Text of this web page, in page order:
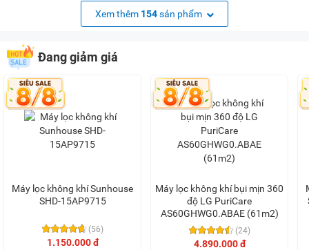
Xem thêm 154sản phẩm
Đang giảm giá
Máy lọc không khí Sunhouse
SHD-15AP9715
(56)
1.150.000 đ
Máy lọc không khí bụi mịn 360
độ LG PuriCare
AS60GHWG0.ABAE (61m2)
(24)
4.890.000 đ